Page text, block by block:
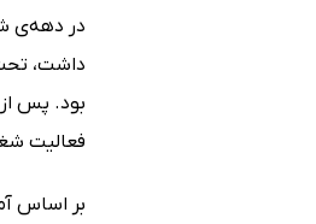
در دهه‌ی
داشت،
بود. پس
فعالیت
بر اساس